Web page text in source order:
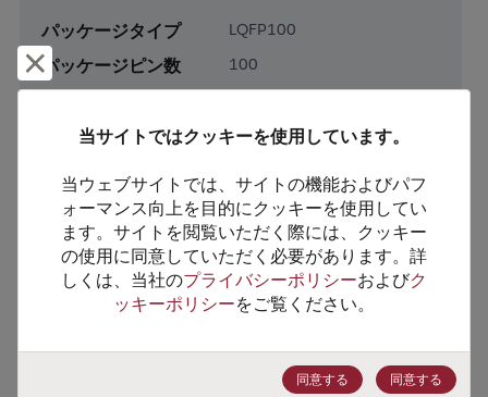
パッケージタイプ LQFP100
パッケージピン数 100
鉛フリー Yes
梱包数 0
製品カテゴリー Processor & Peripheral
製品サブカテゴリー MCU & MPU
却下して閉じる
当サイトではクッキーを使用しています。
当ウェブサイトでは、サイトの機能およびパフ
ォーマンス向上を目的にクッキーを使用してい
ます。サイトを閲覧いただく際には、クッキー
の使用に同意していただく必要があります。詳
しくは、当社のプライバシーポリシーおよびク
ッキーポリシーをご覧ください。
同意する 同意する